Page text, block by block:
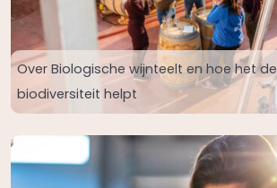
Over Biologische wijnteelt en hoe het de
biodiversiteit helpt